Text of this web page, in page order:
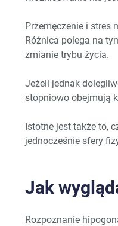
Przemęczenie i stres
Różnica polega na
zmianie trybu życia.
Jeżeli jednak
stopniowo obejmują
Istotne jest także to,
jednocześnie sfery
Jak
Rozpoznanie